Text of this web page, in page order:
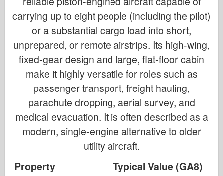
carrying up to eight people (including the pilot)
or a substantial cargo load into short,
unprepared, or remote airstrips. Its high-wing,
fixed-gear design and large, flat-floor cabin
make it highly versatile for roles such as
passenger transport, freight hauling,
parachute dropping, aerial survey, and
medical evacuation. It is often described as a
modern, single-engine alternative to older
utility aircraft.
Property
Typical Value (GA8)